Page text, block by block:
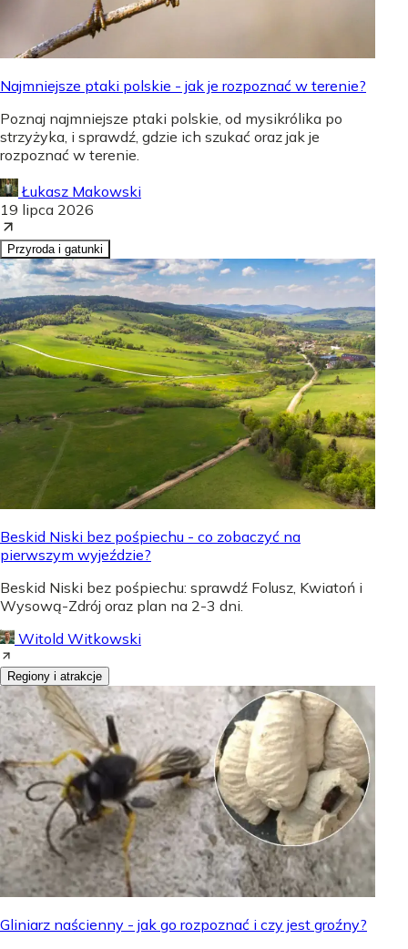
Najmniejsze ptaki polskie - jak je rozpoznać w terenie?
Poznaj najmniejsze ptaki polskie, od mysikrólika po
strzyżyka, i sprawdź, gdzie ich szukać oraz jak je
rozpoznać w terenie.
Łukasz Makowski
19 lipca 2026
Przyroda i gatunki
Beskid Niski bez pośpiechu - co zobaczyć na
pierwszym wyjeździe?
Beskid Niski bez pośpiechu: sprawdź Folusz, Kwiatoń i
Wysową-Zdrój oraz plan na 2-3 dni.
Witold Witkowski
Regiony i atrakcje
Gliniarz naścienny - jak go rozpoznać i czy jest groźny?